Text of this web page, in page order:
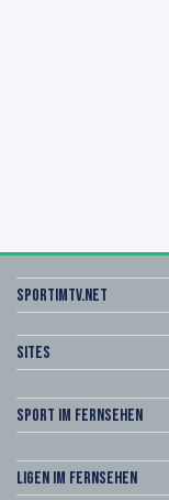
sportimtv.net
Sites
Sport im Fernsehen
Ligen im Fernsehen